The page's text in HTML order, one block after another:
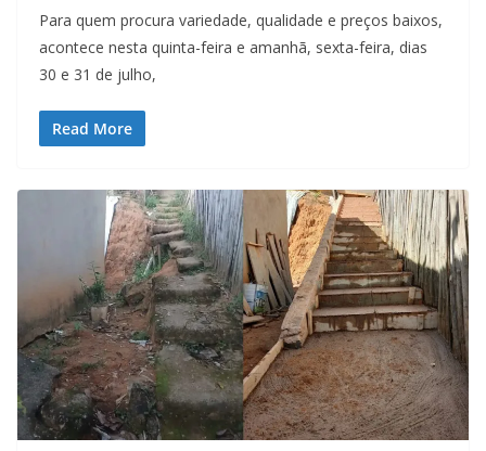
Para quem procura variedade, qualidade e preços baixos,
acontece nesta quinta-feira e amanhã, sexta-feira, dias
30 e 31 de julho,
Read More